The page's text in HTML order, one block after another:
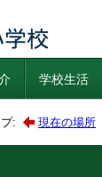
学校生活
: 現在の場所